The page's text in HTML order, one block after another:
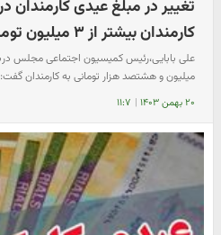
کارمندان بیشتر از ۳ میلیون تومان می‌شود؟
میلیون و هشتصد هزار تومانی به کارمندان گفت: ۳…
۲۰ بهمن ۱۴۰۳ | ۱۱:۷